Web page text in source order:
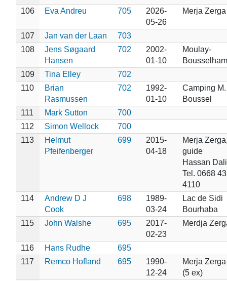
106 Eva Andreu 705
2026-
05-26
Merja Zerga
107 Jan van der Laan
703
108
Jens Søgaard
Hansen
702
2002-
01-10
Moulay-
Bousselham
109
Tina Elley
702
110
Brian
Rasmussen
702
1992-
01-10
Camping M.
Boussel
111
Mark Sutton
700
112
Simon Wellock
700
113
Helmut
Pfeifenberger
699
2015-
04-18
Merja
guide
Hassan
Tel. 0668 43
4110
114
Andrew D J
Cook
698
1989-
03-24
Lac de Sidi
Bourhaba
115
John Walshe 695
2017-
02-23
Merdja
116 Hans Rudhe
695
117
Remco Hofland 695
1990-
12-24
Merja Zerga
(5 ex)